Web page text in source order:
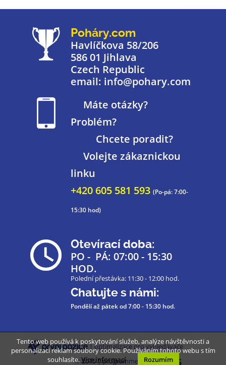
Poháry.com
Havlíčkova 58/206
586 01 Jihlava
Czech Republic
email: info@pohary.com
Máte otázky?
Problém?
Chcete poradit?
Volejte zákaznickou
linku
+420 605 581 593 (Po-pá: 7:00-
15:30 hod)
Otevírací doba:
PO - PÁ: 07:00 - 15:30
HOD.
Polední přestávka: 11:30 - 12:00 hod.
Chatujte s námi:
Pondělí až pátekod 7:00 - 15:30 hod.
| optimalizace pro vyhledávače
© 2015 | programmed by
Tento web používá k poskytování služeb, analýze návštěvnosti a
personalizaci reklam soubory cookie. Používáním tohoto webu s tím
souhlasíte.Více informací Rozumím